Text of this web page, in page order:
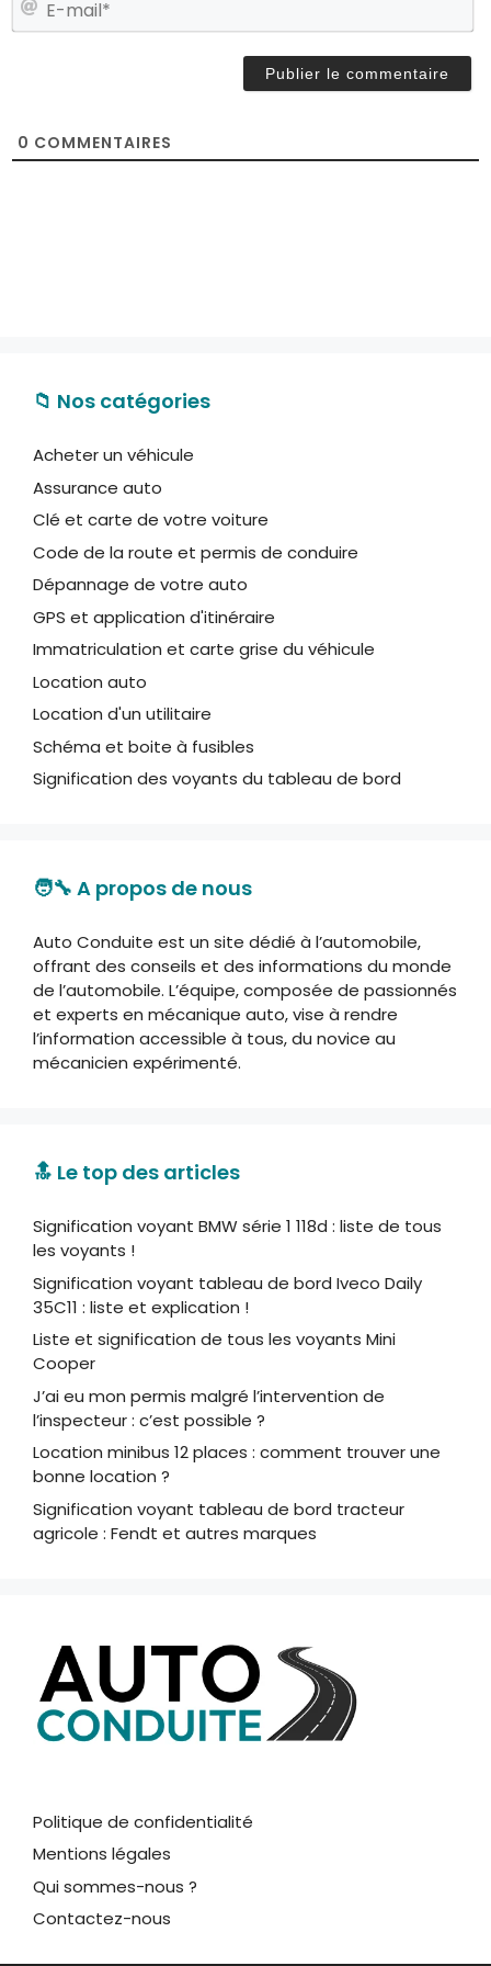
*-
0 COMMENTAIRES
📁 Nos catégories
Acheter un véhicule
Assurance auto
Clé et carte de votre voiture
Code de la route et permis de conduire
Dépannage de votre auto
GPS et application d'itinéraire
Immatriculation et carte grise du véhicule
Location auto
Location d'un utilitaire
Schéma et boite à fusibles
Signification des voyants du tableau de bord
🧑‍🔧 A propos de nous
Auto Conduite est un site dédié à l’automobile,
offrant des conseils et des informations du monde
de l’automobile. L’équipe, composée de passionnés
et experts en mécanique auto, vise à rendre
l’information accessible à tous, du novice au
mécanicien expérimenté.
🔝 Le top des articles
Signification voyant BMW série 1 118d : liste de tous
les voyants !
Signification voyant tableau de bord Iveco Daily
35C11 : liste et explication !
Liste et signification de tous les voyants Mini
Cooper
J’ai eu mon permis malgré l’intervention de
l’inspecteur : c’est possible ?
Location minibus 12 places : comment trouver une
bonne location ?
Signification voyant tableau de bord tracteur
agricole : Fendt et autres marques
Politique de confidentialité
Mentions légales
Qui sommes-nous ?
Contactez-nous